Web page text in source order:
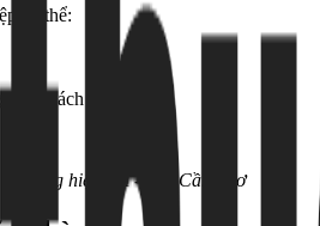
có thể:
khách hàng.
Hạ tầng hiện đại - 126 Cần Thơ